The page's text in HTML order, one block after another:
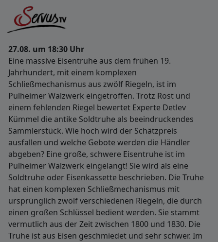
27.08. um 18:30 Uhr
Eine massive Eisentruhe aus dem frühen 19.
Jahrhundert, mit einem komplexen
Schließmechanismus aus zwölf Riegeln, ist im
Pulheimer Walzwerk eingetroffen. Trotz Rost und
einem fehlenden Riegel bewertet Experte Detlev
Kümmel die antike Soldtruhe als beeindruckendes
Sammlerstück. Wie hoch wird der Schätzpreis
ausfallen und welche Gebote werden die Händler
abgeben? Eine große, schwere Eisentruhe ist im
Pulheimer Walzwerk eingelangt! Sie wird als eine
Soldtruhe oder Eisenkassette beschrieben. Die Truhe
hat einen komplexen Schließmechanismus mit
ursprünglich zwölf verschiedenen Riegeln, die durch
einen großen Schlüssel bedient werden. Sie stammt
vermutlich aus der Zeit zwischen 1800 und 1830. Die
Truhe ist aus Eisen geschmiedet und sehr schwer. Im